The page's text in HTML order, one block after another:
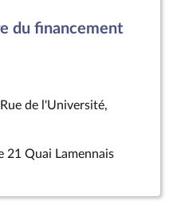
du financement
de l'Université,
21 Quai Lamennais